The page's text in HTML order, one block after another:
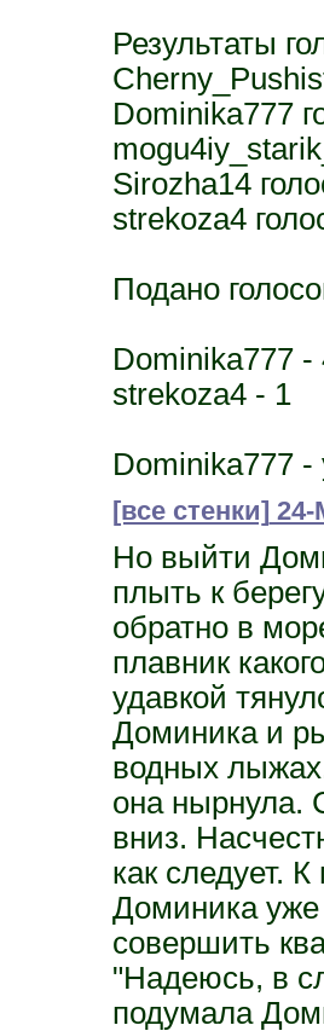
Результаты
Dominika777
Sirozha14
strekoza4
Подано
Dominika777 -
strekoza4 - 1
Dominika777 -
[все стенки] 24-
Но выйти
плыть к
обратно в
плавник
удавкой
Доминика и
водных
она нырнула.
вниз.
как следует.
Доминика уже
совершить
"Надеюсь, в
подумала